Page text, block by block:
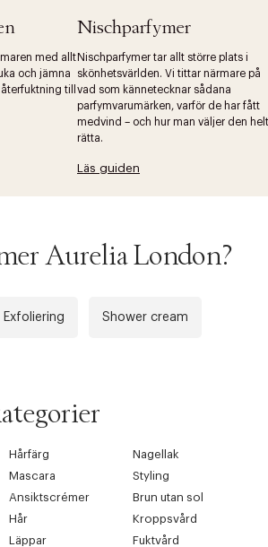
med allt
och jämna
till
Nischparfymer
Nischparfymer tar allt större plats i
skönhetsvärlden. Vi tittar närmare på
vad som kännetecknar sådana
parfymvarumärken, varför de har fått
medvind – och hur man väljer den helt
rätta.
Läs guiden
Aurelia London?
Exfoliering Shower cream
Hårfärg
Nagellak
Mascara
Styling
Ansiktscrémer
Brun utan sol
Hår
Kroppsvård
Läppar
Fuktvård